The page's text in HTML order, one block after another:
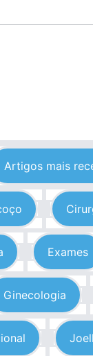
Artigos mais
Exames
Ginecologia